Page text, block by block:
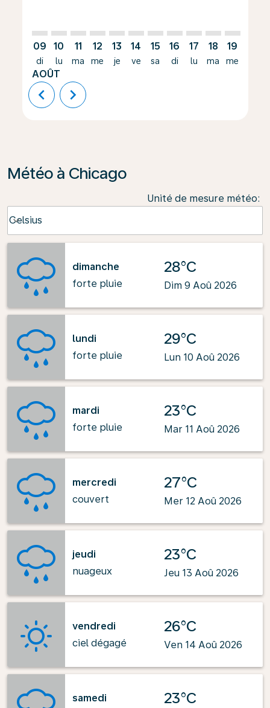
09
di
AOÛT
10
lu
11
ma
12
me
13
je
14
ve
15
sa
16
di
17
lu
18
ma
19
me
chevron_left chevron_right
Météo à Chicago
Unité de mesure météo:
Celsius
keyboard_arrow_down
dimanche
forte pluie
28°C
Dim 9 Aoû 2026
lundi
forte pluie
29°C
Lun 10 Aoû 2026
mardi
forte pluie
23°C
Mar 11 Aoû 2026
mercredi
couvert
27°C
Mer 12 Aoû 2026
jeudi
nuageux
23°C
Jeu 13 Aoû 2026
vendredi
ciel dégagé
26°C
Ven 14 Aoû 2026
samedi
23°C